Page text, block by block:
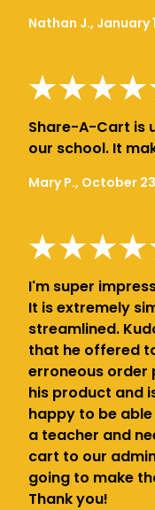
Nathan J., January
Share-A-Cart is
our school. It
Mary P., October
I'm super
It is extremely
streamlined.
that he offered
erroneous order
his product and
happy to be
a teacher and
cart to our
going to make
Thank you!